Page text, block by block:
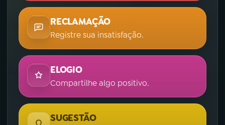
RECLAMAÇÃO
Registre sua insatisfação.
ELOGIO
Compartilhe algo positivo.
SUGESTÃO